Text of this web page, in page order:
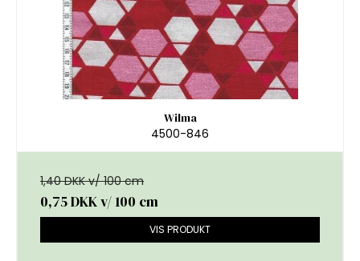
Wilma
4500-846
1,40 DKK v/ 100 cm
0,75 DKKv/ 100 cm
VIS PRODUKT